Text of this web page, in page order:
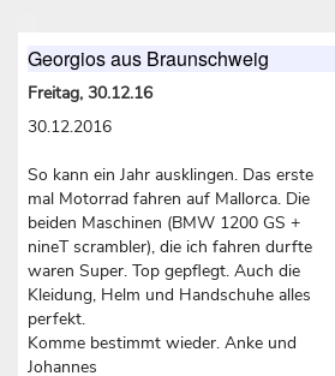
Georgios aus Braunschweig
Freitag, 30.12.16
30.12.2016
So kann ein Jahr ausklingen. Das erste
mal Motorrad fahren auf Mallorca. Die
beiden Maschinen (BMW 1200 GS +
nineT scrambler), die ich fahren durfte
waren Super. Top gepflegt. Auch die
Kleidung, Helm und Handschuhe alles
perfekt.
Komme bestimmt wieder. Anke und
Johannes